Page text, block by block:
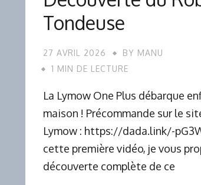
Tondeuse
27 AVRIL 2026 BY MANU
1 MIN DE LECTURE
La Lymow One Plus débarque
maison ! Précommande sur le
Lymow : https://dada.link/-
cette première vidéo, je vous
découverte complète de ce